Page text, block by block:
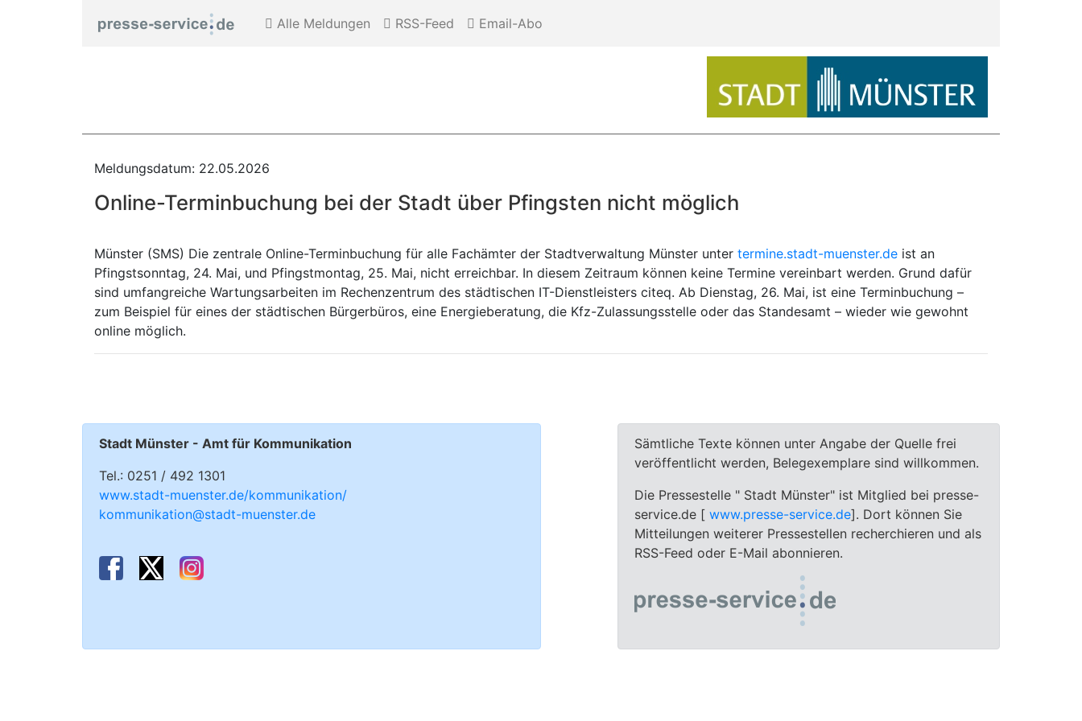
Alle Meldungen RSS-Feed Email-Abo
Meldungsdatum: 22.05.2026
Online-Terminbuchung bei der Stadt über Pfingsten nicht möglich
Münster (SMS) Die zentrale Online-Terminbuchung für alle Fachämter der Stadtverwaltung Münster unter termine.stadt-muenster.de ist an
Pfingstsonntag, 24. Mai, und Pfingstmontag, 25. Mai, nicht erreichbar. In diesem Zeitraum können keine Termine vereinbart werden. Grund dafür
sind umfangreiche Wartungsarbeiten im Rechenzentrum des städtischen IT-Dienstleisters citeq. Ab Dienstag, 26. Mai, ist eine Terminbuchung –
zum Beispiel für eines der städtischen Bürgerbüros, eine Energieberatung, die Kfz-Zulassungsstelle oder das Standesamt – wieder wie gewohnt
online möglich.
Stadt Münster - Amt für Kommunikation
Tel.: 0251 / 492 1301
www.stadt-muenster.de/kommunikation/
kommunikation@stadt-muenster.de
Sämtliche Texte können unter Angabe der Quelle frei
veröffentlicht werden, Belegexemplare sind willkommen.
Die Pressestelle " Stadt Münster" ist Mitglied bei presse-
service.de [ www.presse-service.de]. Dort können Sie
Mitteilungen weiterer Pressestellen recherchieren und als
RSS-Feed oder E-Mail abonnieren.